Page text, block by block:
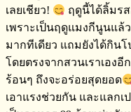
เลยเชียว!
ฤดูนี้ได้ลิ้มร
เพราะเป็นฤดูแมงกีนูนแล้
มากทีเดียว​ แถมยังได้กิน
โดยตรงจากสวนเราเอง
ร้อนๆ​ ถึงจะอร่อยสุดยอด
เอาแรงช่วยกัน​ และแลก